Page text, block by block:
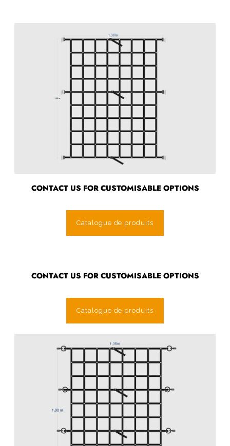
CONTACT US FOR CUSTOMISABLE OPTIONS
Catalogue de produits
CONTACT US FOR CUSTOMISABLE OPTIONS
Catalogue de produits